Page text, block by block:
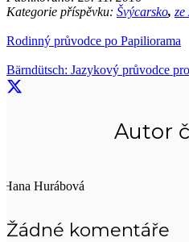
Kategorie příspěvku: Švýcarsko, ze
Rodinný průvodce po Papiliorama
Bärndütsch: Jazykový průvodce
Autor
Hana Hurábová
Žádné komentáře